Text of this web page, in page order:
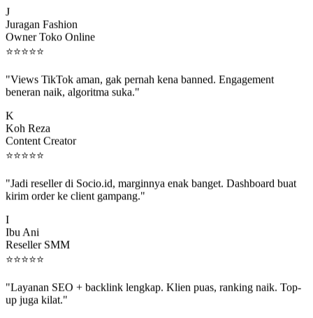
Juragan Fashion
Owner Toko Online
⭐⭐⭐⭐ ⭐
beneran naik, algoritma suka."
Koh Reza
Content Creator
⭐⭐⭐⭐⭐
kirim order ke client gampang."
Ibu Ani
Reseller SMM
⭐⭐⭐⭐⭐
up juga kilat."